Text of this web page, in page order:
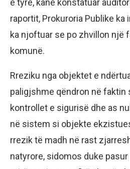
e tyre, kanë konstatuar
raportit, Prokuroria Publike ka
ka njoftuar se po zhvillon një
komunë.
Rreziku nga objektet e
paligjshme qëndron në faktin
kontrollet e sigurisë dhe as
në sistem si objekte
rrezik të madh në rast
natyrore, sidomos duke